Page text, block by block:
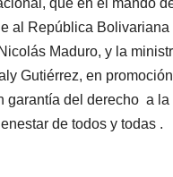
que en el mando
al República Bolivariana
Maduro, y la
Gutiérrez, en promoción
garantía del derecho a la
de todos y todas .